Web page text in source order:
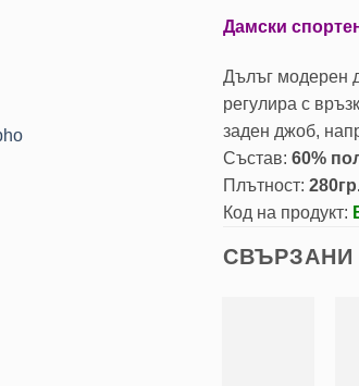
Дамски
Дълъг модерен
регулира с
заден джоб,
Състав: 60%
Плътност:
Код на продукт:
СВЪРЗАНИ